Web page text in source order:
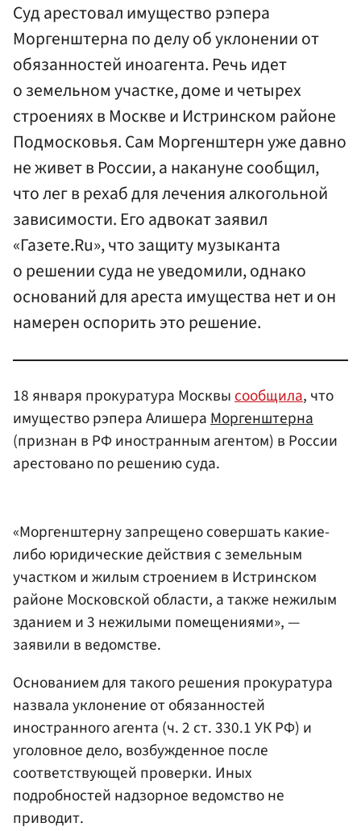
Суд арестовал имущество рэпера
Моргенштерна по делу об уклонении от
обязанностей иноагента. Речь идет
о земельном участке, доме и четырех
строениях в Москве и Истринском районе
Подмосковья. Сам Моргенштерн уже давно
не живет в России, а накануне сообщил,
что лег в рехаб для лечения алкогольной
зависимости. Его адвокат заявил
«Газете.Ru», что защиту музыканта
о решении суда не уведомили, однако
оснований для ареста имущества нет и он
намерен оспорить это решение.
18 января прокуратура Москвысообщила, что
имущество рэпера АлишераМоргенштерна
(признан в РФ иностранным агентом) в России
арестовано по решению суда.
«Моргенштерну запрещено совершать какие-
либо юридические действия с земельным
участком и жилым строением в Истринском
районе Московской области, а также нежилым
зданием и 3 нежилыми помещениями», —
заявили в ведомстве.
Основанием для такого решения прокуратура
назвала уклонение от обязанностей
иностранного агента (ч. 2 ст. 330.1 УК РФ) и
уголовное дело, возбужденное после
соответствующей проверки. Иных
подробностей надзорное ведомство не
приводит.